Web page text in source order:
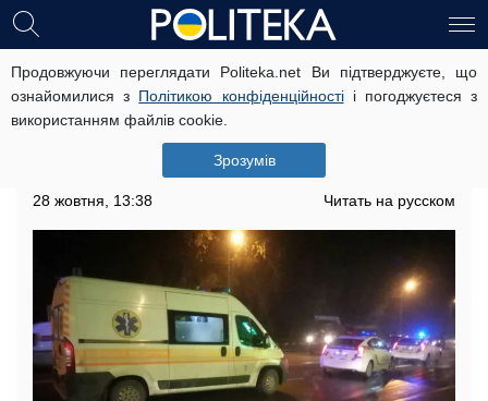
Продовжуючи переглядати Politeka.net Ви підтверджуєте, що
ознайомилися з Політикою конфіденційностіі погоджуєтеся з
використанням файлів cookie.
Зрозумів
Трагічно обірвалося життя 17-річної
українки, кадри і подробиці: "авто
зіткнулося з електроопорою"
Трагедію розслідує поліція
28 жовтня, 13:38 Читать на русском